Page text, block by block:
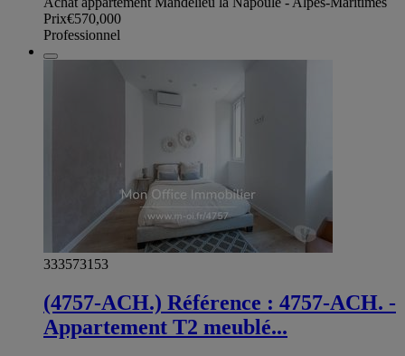
Prix€570,000
Professionnel
333573153
(4757-ACH.) Référence : 4757-ACH. -
Appartement T2 meublé...